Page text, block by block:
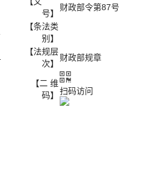
号】
财政部令第87号
【条法类
别】
【法规层
次】
财政部规章
【二 维
码】
扫码访问